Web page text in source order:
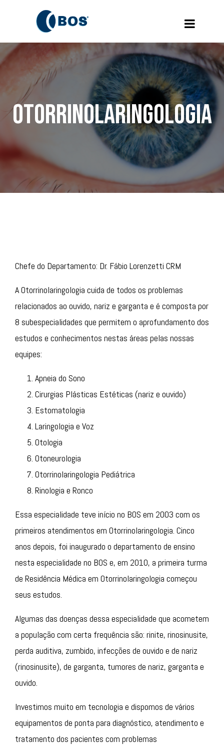
Otorrinolaringologia
Chefe do Departamento: Dr. Fábio Lorenzetti CRM
A Otorrinolaringologia cuida de todos os problemas
relacionados ao ouvido, nariz e garganta e é composta por
8 subespecialidades que permitem o aprofundamento dos
estudos e conhecimentos nestas áreas pelas nossas
equipes:
Apneia do Sono
Cirurgias Plásticas Estéticas (nariz e ouvido)
Estomatologia
Laringologia e Voz
Otologia
Otoneurologia
Otorrinolaringologia Pediátrica
Rinologia e Ronco
Essa especialidade teve início no BOS em 2003 com os
primeiros atendimentos em Otorrinolaringologia. Cinco
anos depois, foi inaugurado o departamento de ensino
nesta especialidade no BOS e, em 2010, a primeira turma
de Residência Médica em Otorrinolaringologia começou
seus estudos.
Algumas das doenças dessa especialidade que acometem
a população com certa frequência são: rinite, rinosinusite,
perda auditiva, zumbido, infecções de ouvido e de nariz
(rinosinusite), de garganta, tumores de nariz, garganta e
ouvido.
Investimos muito em tecnologia e dispomos de vários
equipamentos de ponta para diagnóstico, atendimento e
tratamento dos pacientes com problemas